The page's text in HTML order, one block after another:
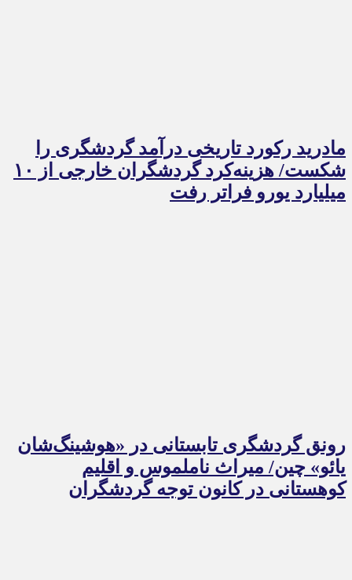
مادرید رکورد تاریخی درآمد گردشگری را
شکست/ هزینه‌کرد گردشگران خارجی از ۱۰
میلیارد یورو فراتر رفت
رونق گردشگری تابستانی در «هوشینگ‌شان
یائو» چین/ میراث ناملموس و اقلیم
کوهستانی در کانون توجه گردشگران